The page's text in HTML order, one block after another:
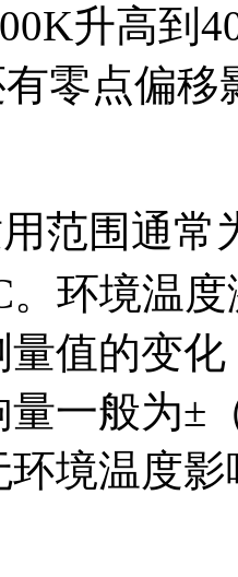
升高到
零点偏移
范围通常
。环境温
值的变
一般为±
境温度影